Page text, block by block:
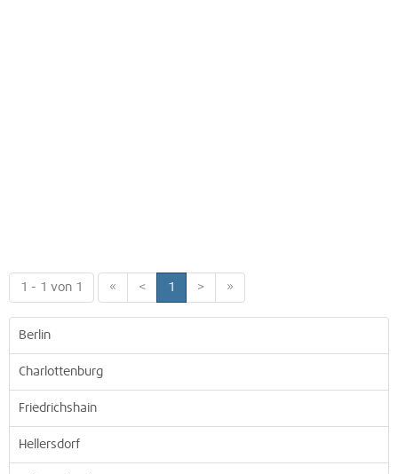
1 - 1 von 1 « < 1 > »
Berlin
Charlottenburg
Friedrichshain
Hellersdorf